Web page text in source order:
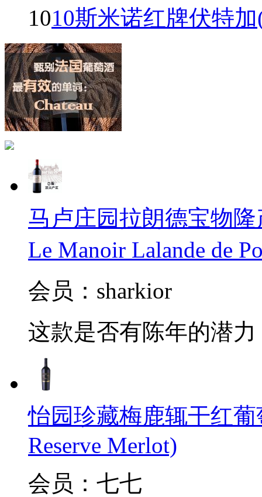
1010斯米诺红牌伏特
马卢庄园拉朗德宝物隆
Le Manoir Lalande de
会员：sharkior
这款是否有陈年的潜力
怡园珍藏梅鹿辄干红葡
Reserve Merlot)
会员：七七